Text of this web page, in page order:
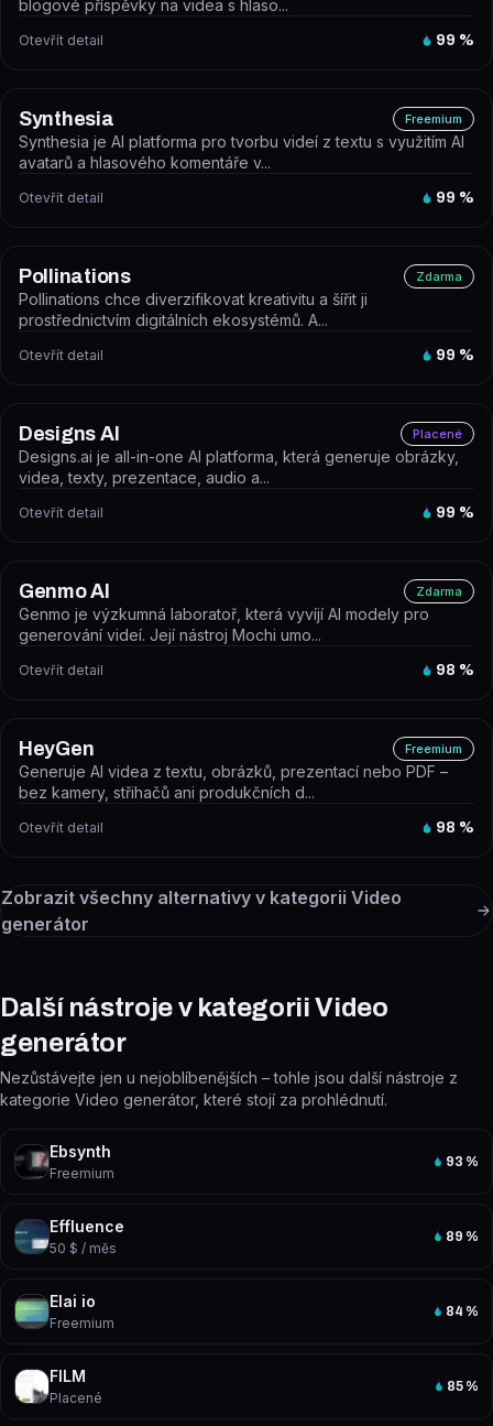
blogové příspěvky na videa s hlaso...
Otevřít detail 99 %
Synthesia Freemium
Synthesia je AI platforma pro tvorbu videí z textu s využitím AI
avatarů a hlasového komentáře v...
Otevřít detail 99 %
Pollinations Zdarma
Pollinations chce diverzifikovat kreativitu a šířit ji
prostřednictvím digitálních ekosystémů. A...
Otevřít detail 99 %
Designs AI Placené
Designs.ai je all-in-one AI platforma, která generuje obrázky,
videa, texty, prezentace, audio a...
Otevřít detail 99 %
Genmo AI Zdarma
Genmo je výzkumná laboratoř, která vyvíjí AI modely pro
generování videí. Její nástroj Mochi umo...
Otevřít detail 98 %
HeyGen Freemium
Generuje AI videa z textu, obrázků, prezentací nebo PDF –
bez kamery, střihačů ani produkčních d...
Otevřít detail 98 %
Zobrazit všechny alternativy v kategorii Video
generátor
Další nástroje v kategorii Video
generátor
Nezůstávejte jen u nejoblíbenějších – tohle jsou další nástroje z
kategorie Video generátor, které stojí za prohlédnutí.
Ebsynth
Freemium
93 %
Effluence
50 $ / měs
89 %
Elai io
Freemium
84 %
FILM
Placené
85 %